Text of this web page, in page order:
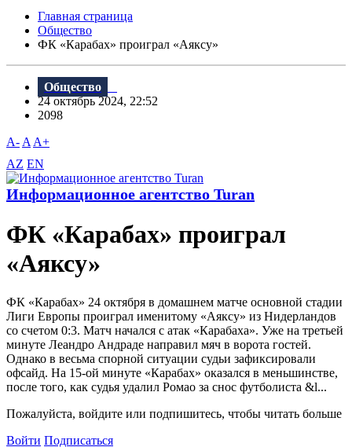
Главная страница
Общество
ФК «Карабах» проиграл «Аяксу»
Общество
24 октябрь 2024, 22:52
2098
A- A A+
AZ EN
Информационное агентство Turan
ФК «Карабах» проиграл
«Аяксу»
ФК «Карабах» 24 октября в домашнем матче основной стадии
Лиги Европы проиграл именитому «Аяксу» из Нидерландов
со счетом 0:3. Матч начался с атак «Карабаха». Уже на третьей
минуте Леандро Андраде направил мяч в ворота гостей.
Однако в весьма спорной ситуации судьи зафиксировали
офсайд. На 15-ой минуте «Карабах» оказался в меньшинстве,
после того, как судья удалил Ромао за снос футболиста &l...
Пожалуйста, войдите или подпишитесь, чтобы читать больше
Войти Подписаться